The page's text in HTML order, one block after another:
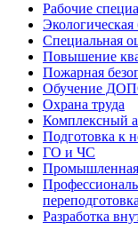
Рабочие
Экологическая
Специальная
Повышение
Пожарная
Обучение
Охрана труда
Комплексный
Подготовка к
ГО и ЧС
Промышленная
переподготовка
Разработка